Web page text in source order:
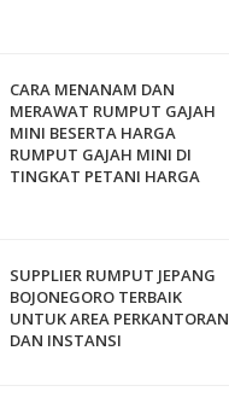
CARA MENANAM DAN
MERAWAT RUMPUT GAJAH
MINI BESERTA HARGA
RUMPUT GAJAH MINI DI
TINGKAT PETANI HARGA
SUPPLIER RUMPUT JEPANG
BOJONEGORO TERBAIK
UNTUK AREA PERKANTORAN
DAN INSTANSI